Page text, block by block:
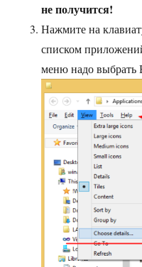
не получится!
Нажмите на
списком
меню надо выбрать